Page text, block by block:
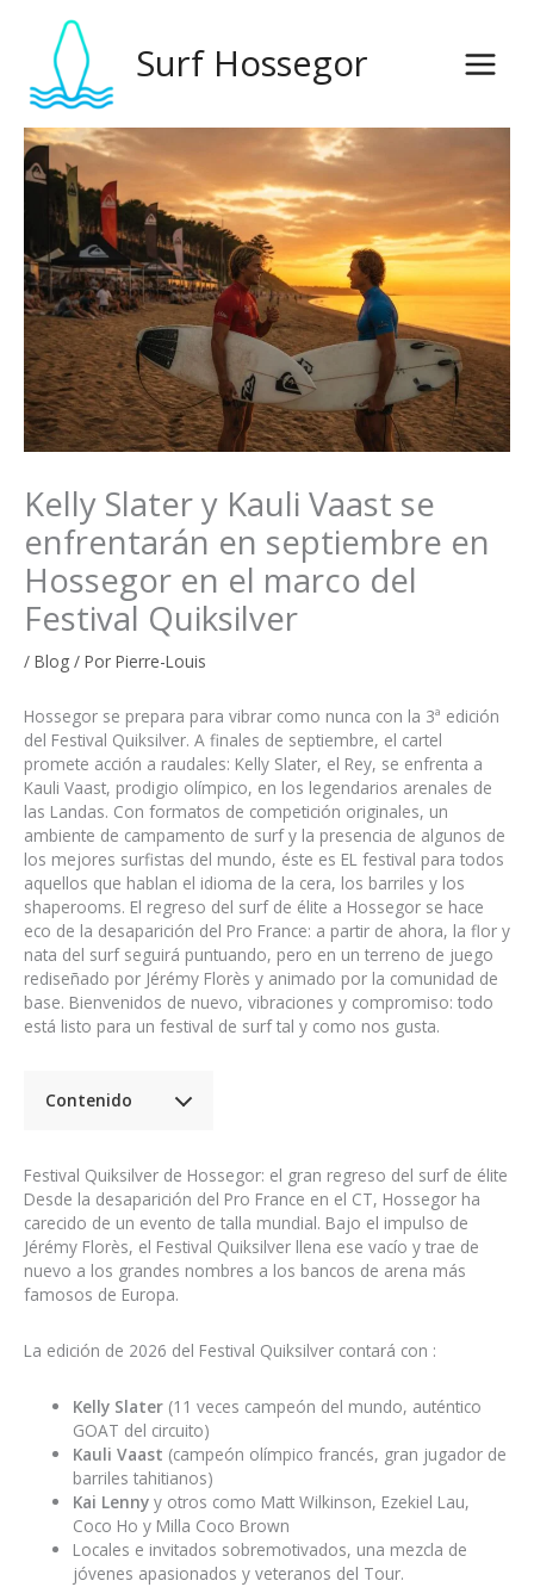
contenido
Surf Hossegor
Kelly Slater y Kauli Vaast se
enfrentarán en septiembre en
Hossegor en el marco del
Festival Quiksilver
/ Blog / Por Pierre-Louis
Hossegor se prepara para vibrar como nunca con la 3ª edición
del Festival Quiksilver. A finales de septiembre, el cartel
promete acción a raudales: Kelly Slater, el Rey, se enfrenta a
Kauli Vaast, prodigio olímpico, en los legendarios arenales de
las Landas. Con formatos de competición originales, un
ambiente de campamento de surf y la presencia de algunos de
los mejores surfistas del mundo, éste es EL festival para todos
aquellos que hablan el idioma de la cera, los barriles y los
shaperooms. El regreso del surf de élite a Hossegor se hace
eco de la desaparición del Pro France: a partir de ahora, la flor y
nata del surf seguirá puntuando, pero en un terreno de juego
rediseñado por Jérémy Florès y animado por la comunidad de
base. Bienvenidos de nuevo, vibraciones y compromiso: todo
está listo para un festival de surf tal y como nos gusta.
Contenido
Festival Quiksilver de Hossegor: el gran regreso del surf de élite
Desde la desaparición del Pro France en el CT, Hossegor ha
carecido de un evento de talla mundial. Bajo el impulso de
Jérémy Florès, el Festival Quiksilver llena ese vacío y trae de
nuevo a los grandes nombres a los bancos de arena más
famosos de Europa.
La edición de 2026 del Festival Quiksilver contará con :
Kelly Slater (11 veces campeón del mundo, auténtico
GOAT del circuito)
Kauli Vaast (campeón olímpico francés, gran jugador de
barriles tahitianos)
Kai Lenny y otros como Matt Wilkinson, Ezekiel Lau,
Coco Ho y Milla Coco Brown
Locales e invitados sobremotivados, una mezcla de
jóvenes apasionados y veteranos del Tour.